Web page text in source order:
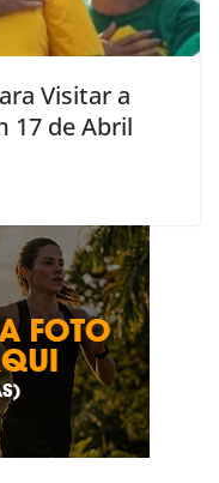
Visitar a
17 de Abril